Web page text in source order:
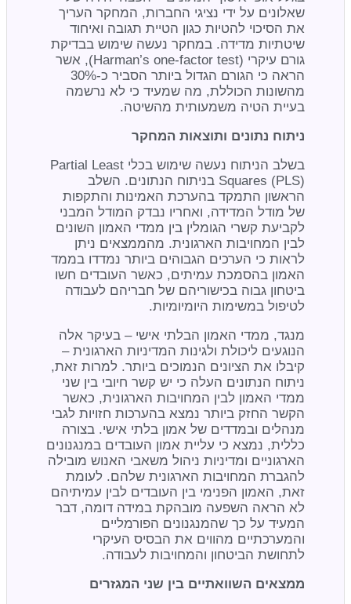
שאלונים על ידי נציגי החברות, המחקר העריך
את הסיכוי להטיות כגון הטיית תגובה ואיחוד
שיטתיות מדידה. במחקר נעשה שימוש בבדיקת
גורם עיקרי (Harman’s one-factor test), אשר
הראה כי הגורם הגדול ביותר הסביר כ-30%
מהשונות הכוללת, מה שמעיד כי לא נרשמה
בעיית הטיה משמעותית מהשיטה.
ניתוח נתונים ותוצאות המחקר
בשלב הניתוח נעשה שימוש בכלי Partial Least
Squares (PLS) בניתוח הנתונים. השלב
הראשון התמקד בהערכת האמינות והתקפות
של מודל המדידה, ואחריו נבדק המודל המבני
לקביעת קשרי הגומלין בין ממדי האמון השונים
לבין המחויבות הארגונית. מהממצאים ניתן
לראות כי הערכים הגבוהים ביותר נמדדו בממד
האמון בהסמכת עמיתים, כאשר העובדים חשו
ביטחון גבוה בכישוריהם של חבריהם לעבודה
לטיפול במשימות היומיומיות.
מנגד, ממדי האמון הבלתי אישי – בעיקר אלה
הנוגעים ליכולת ולגינות המדיניות הארגונית –
קיבלו את הציונים הנמוכים ביותר. למרות זאת,
ניתוח הנתונים העלה כי יש קשר חיובי בין שני
ממדי האמון לבין המחויבות הארגונית, כאשר
הקשר החזק ביותר נמצא בהערכות חזויות לגבי
מנהלים ובמדדים של אמון בלתי אישי. בצורה
כללית, נמצא כי עליית אמון העובדים במנגנונים
הארגוניים ומדיניות ניהול משאבי האנוש מובילה
להגברת המחויבות הארגונית שלהם. לעומת
זאת, האמון הפנימי בין העובדים לבין עמיתיהם
לא הראה השפעה מובהקת במידה דומה, דבר
המעיד על כך שהמנגנונים הפורמליים
והמערכתיים מהווים את הבסיס העיקרי
לתחושת הביטחון והמחויבות לעבודה.
ממצאים השוואתיים בין שני המגזרים